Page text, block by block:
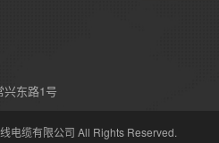
兴东路1号
电缆有限公司 All Rights Reserved.